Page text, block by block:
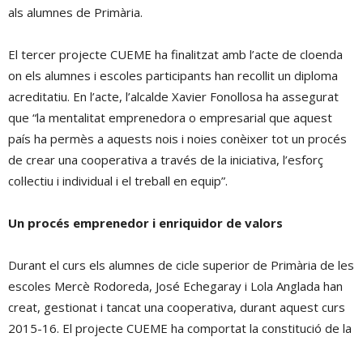
als alumnes de Primària.
El tercer projecte CUEME ha finalitzat amb l’acte de cloenda
on els alumnes i escoles participants han recollit un diploma
acreditatiu. En l’acte, l’alcalde Xavier Fonollosa ha assegurat
que “la mentalitat emprenedora o empresarial que aquest
país ha permès a aquests nois i noies conèixer tot un procés
de crear una cooperativa a través de la iniciativa, l’esforç
col·lectiu i individual i el treball en equip”.
Un procés emprenedor i enriquidor de valors
Durant el curs els alumnes de cicle superior de Primària de les
escoles Mercè Rodoreda, José Echegaray i Lola Anglada han
creat, gestionat i tancat una cooperativa, durant aquest curs
2015-16. El projecte CUEME ha comportat la constitució de la